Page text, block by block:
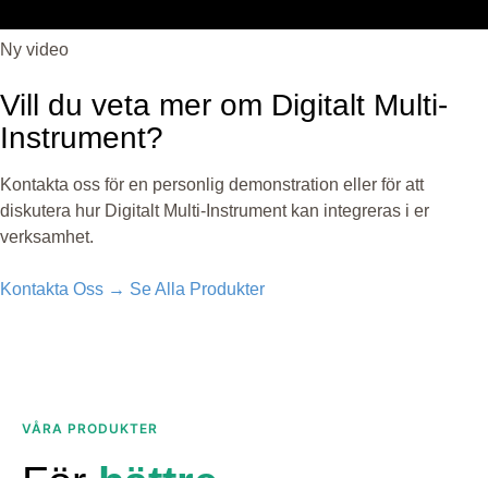
Ny video
Vill du veta mer om Digitalt Multi-
Instrument?
Kontakta oss för en personlig demonstration eller för att
diskutera hur Digitalt Multi-Instrument kan integreras i er
verksamhet.
Kontakta Oss → Se Alla Produkter
VÅRA PRODUKTER